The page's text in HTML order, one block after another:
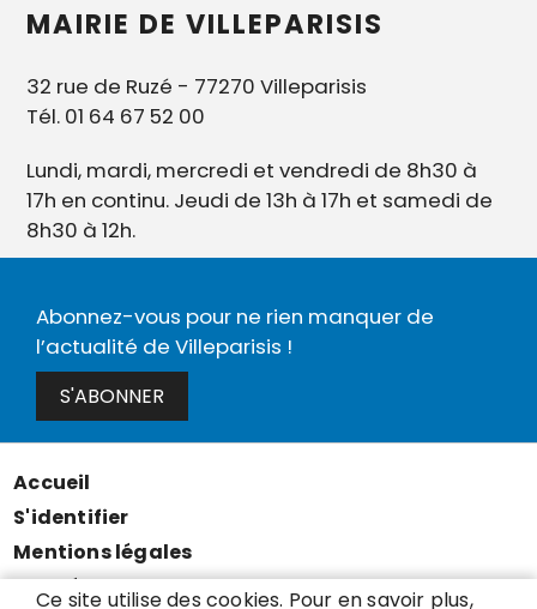
MAIRIE DE VILLEPARISIS
32 rue de Ruzé - 77270 Villeparisis
Tél. 01 64 67 52 00
Lundi, mardi, mercredi et vendredi de 8h30 à
17h en continu. Jeudi de 13h à 17h et samedi de
8h30 à 12h.
Abonnez-vous pour ne rien manquer de
l’actualité de Villeparisis !
S'ABONNER
Menu
Pied
de
Accueil
S'identifier
Mentions légales
Données personnelles
Ce site utilise des cookies. Pour en savoir plus,